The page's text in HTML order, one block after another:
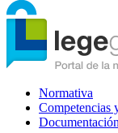
Normativa
Competencias